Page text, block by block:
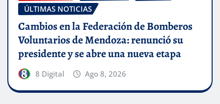
ÚLTIMAS NOTICIAS
Cambios en la Federación de Bomberos
Voluntarios de Mendoza: renunció su
presidente y se abre una nueva etapa
8 Digital Ago 8, 2026